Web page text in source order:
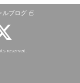
ルブログ
reserved.